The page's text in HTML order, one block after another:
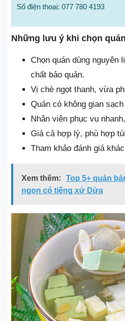
Số điện thoại: 077 780 4193
Những lưu ý khi chọn
Chọn quán dùng nguyên
chất bảo quản.
Vị chè ngọt thanh, vừa
Quán có không gian
Nhân viên phục vụ
Giá cả hợp lý, phù hợp
Tham khảo đánh giá
Xem thêm:
Top 5+ quán
ngon có tiếng xứ Dừa